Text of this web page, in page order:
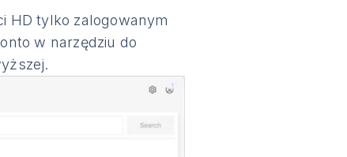
HD tylko zalogowanym
w narzędziu do